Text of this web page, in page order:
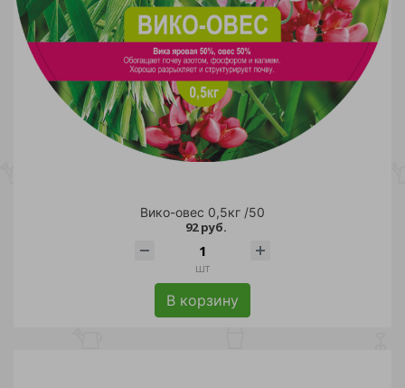
Вико-овес 0,5кг /50
92 руб.
шт
В корзину